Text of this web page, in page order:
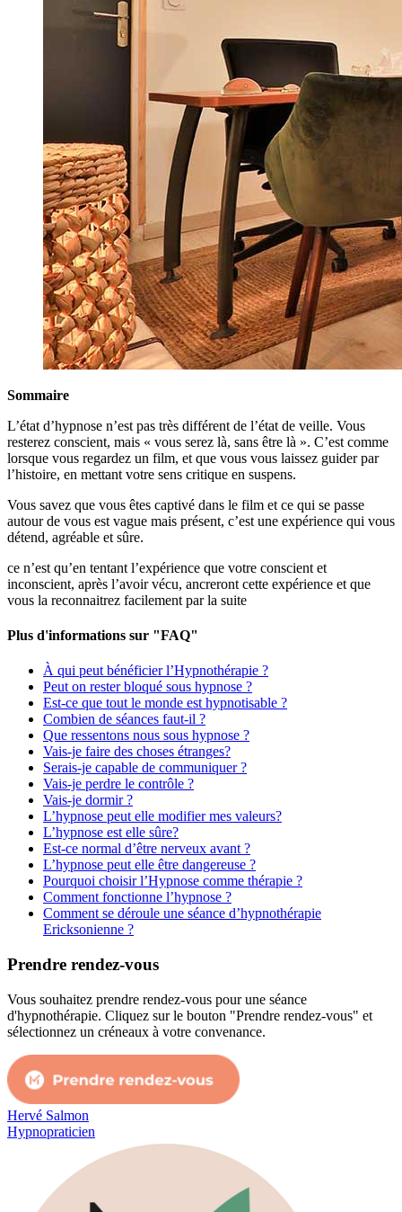
Sommaire
L’état d’hypnose n’est pas très différent de l’état de veille. Vous
resterez conscient, mais « vous serez là, sans être là ». C’est comme
lorsque vous regardez un film, et que vous vous laissez guider par
l’histoire, en mettant votre sens critique en suspens.
Vous savez que vous êtes captivé dans le film et ce qui se passe
autour de vous est vague mais présent, c’est une expérience qui vous
détend, agréable et sûre.
ce n’est qu’en tentant l’expérience que votre conscient et
inconscient, après l’avoir vécu, ancreront cette expérience et que
vous la reconnaitrez facilement par la suite
Plus d'informations sur "FAQ"
À qui peut bénéficier l’Hypnothérapie ?
Peut on rester bloqué sous hypnose ?
Est-ce que tout le monde est hypnotisable ?
Combien de séances faut-il ?
Que ressentons nous sous hypnose ?
Vais-je faire des choses étranges?
Serais-je capable de communiquer ?
Vais-je perdre le contrôle ?
Vais-je dormir ?
L’hypnose peut elle modifier mes valeurs?
L’hypnose est elle sûre?
Est-ce normal d’être nerveux avant ?
L’hypnose peut elle être dangereuse ?
Pourquoi choisir l’Hypnose comme thérapie ?
Comment fonctionne l’hypnose ?
Comment se déroule une séance d’hypnothérapie
Ericksonienne ?
Prendre rendez-vous
Vous souhaitez prendre rendez-vous pour une séance
d'hypnothérapie. Cliquez sur le bouton "Prendre rendez-vous" et
sélectionnez un créneaux à votre convenance.
Hervé Salmon
Hypnopraticien